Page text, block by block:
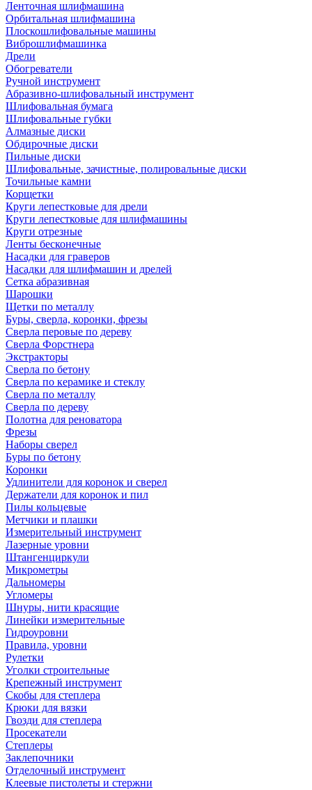
Ленточная шлифмашина
Орбитальная шлифмашина
Плоскошлифовальные машины
Виброшлифмашинка
Дрели
Обогреватели
Ручной инструмент
Абразивно-шлифовальный инструмент
Шлифовальная бумага
Шлифовальные губки
Алмазные диски
Обдирочные диски
Пильные диски
Шлифовальные, зачистные, полировальные диски
Точильные камни
Корщетки
Круги лепестковые для дрели
Круги лепестковые для шлифмашины
Круги отрезные
Ленты бесконечные
Насадки для граверов
Насадки для шлифмашин и дрелей
Сетка абразивная
Шарошки
Щетки по металлу
Буры, сверла, коронки, фрезы
Сверла перовые по дереву
Сверла Форстнера
Экстракторы
Сверла по бетону
Сверла по керамике и стеклу
Сверла по металлу
Сверла по дереву
Полотна для реноватора
Фрезы
Наборы сверел
Буры по бетону
Коронки
Удлинители для коронок и сверел
Держатели для коронок и пил
Пилы кольцевые
Метчики и плашки
Измерительный инструмент
Лазерные уровни
Штангенциркули
Микрометры
Дальномеры
Угломеры
Шнуры, нити красящие
Линейки измерительные
Гидроуровни
Правила, уровни
Рулетки
Уголки строительные
Крепежный инструмент
Скобы для степлера
Крюки для вязки
Гвозди для степлера
Просекатели
Степлеры
Заклепочники
Отделочный инструмент
Клеевые пистолеты и стержни